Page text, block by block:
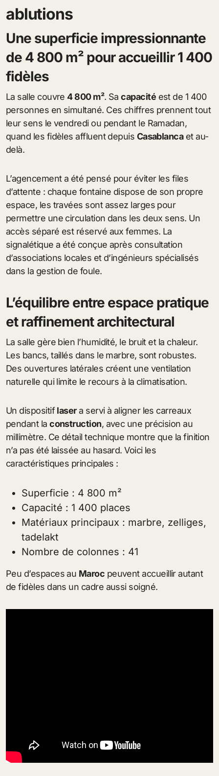
ablutions
Une superficie impressionnante
de 4 800 m² pour accueillir 1 400
fidèles
La salle couvre4 800 m². Sacapacité est de 1 400
personnes en simultané. Ces chiffres prennent tout
leur sens le vendredi ou pendant le Ramadan,
quand les fidèles affluent depuis Casablancaet au-
delà.
L’agencement a été pensé pour éviter les files
d’attente : chaque fontaine dispose de son propre
espace, les travées sont assez larges pour
permettre une circulation dans les deux sens. Un
accès séparé est réservé aux femmes. La
signalétique a été conçue après consultation
d’associations locales et d’ingénieurs spécialisés
dans la gestion de foule.
L’équilibre entre espace pratique
et raffinement architectural
La salle gère bien l’humidité, le bruit et la chaleur.
Les bancs, taillés dans le marbre, sont robustes.
Des ouvertures latérales créent une ventilation
naturelle qui limite le recours à la climatisation.
Un dispositiflasera servi à aligner les carreaux
pendant laconstruction, avec une précision au
millimètre. Ce détail technique montre que la finition
n’a pas été laissée au hasard. Voici les
caractéristiques principales :
Superficie : 4 800 m²
Capacité : 1 400 places
Matériaux principaux : marbre, zelliges,
tadelakt
Nombre de colonnes : 41
Peu d’espaces au Maroc peuvent accueillir autant
de fidèles dans un cadre aussi soigné.